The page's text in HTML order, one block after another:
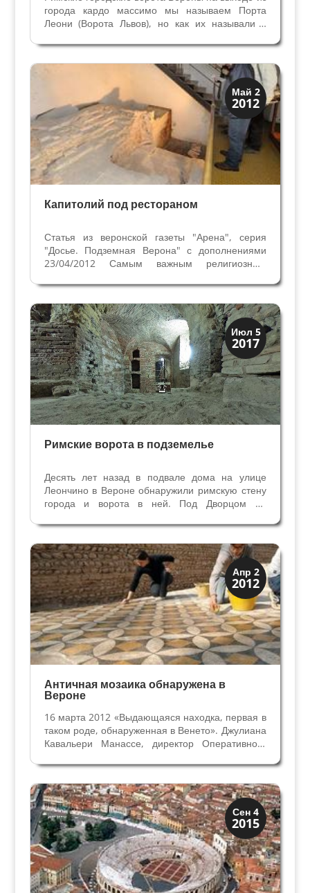
города кардо массимо мы называем Порта
Леони (Ворота Львов), но как их называли в
ворота Порта Сан Фермо по церкви Святых
Фермо и Рустико поблизости. Затем
употребляли классическое...
Май 2
2012
Верона
Римская Верона
Капитолий под рестораном
Статья из веронской газеты "Арена", серия
"Досье. Подземная Верона" с дополнениями
23/04/2012 Самым важным религиозным
Кампидолий, посвящённый трём главным
богам Юпитеру, Юноне и Минерве. Наличие
этого храма свидетельствует о...
Июл 5
2017
Верона
Римская Верона
Римские ворота в подземелье
Десять лет назад в подвале дома на улице
Леончино в Вероне обнаружили римскую стену
города и ворота в ней. Под Дворцом де
это время. Три помещения в подземелье на
глубине более 9 метров переносят нас в
Верону Римской эпохи. В...
Апр 2
2012
Верона
Римская Верона
Античная мозаика обнаружена в
Вероне
16 марта 2012 «Выдающаяся находка, первая в
таком роде, обнаруженная в Венето». Джулиана
Кавальери Манассе, директор Оперативного
наследием, не смогла сдержать энтузиазма
перед мозаикой из геометрических фигур
размером двадцать...
Сен 4
2015
Археология
История